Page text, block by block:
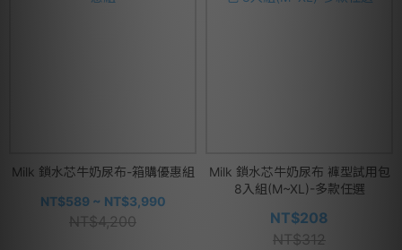
Milk 鎖水芯牛奶尿布-箱購優惠組
NT$589 ~ NT$3,990
NT$4,200
Milk 鎖水芯牛奶尿布 褲型試用包
8入組(M~XL)-多款任選
NT$208
NT$312